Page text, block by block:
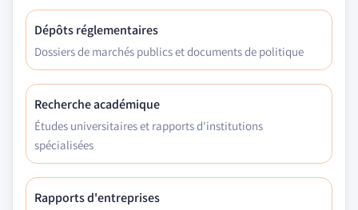
Dépôts réglementaires
Dossiers de marchés publics et documents de politique
Recherche académique
Études universitaires et rapports d'institutions
spécialisées
Rapports d'entreprises